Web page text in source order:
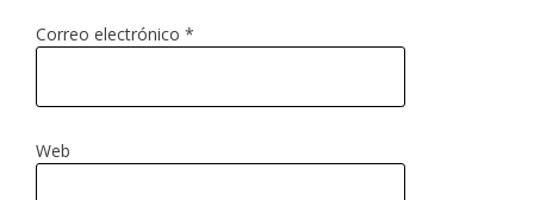
Correo electrónico *
Web